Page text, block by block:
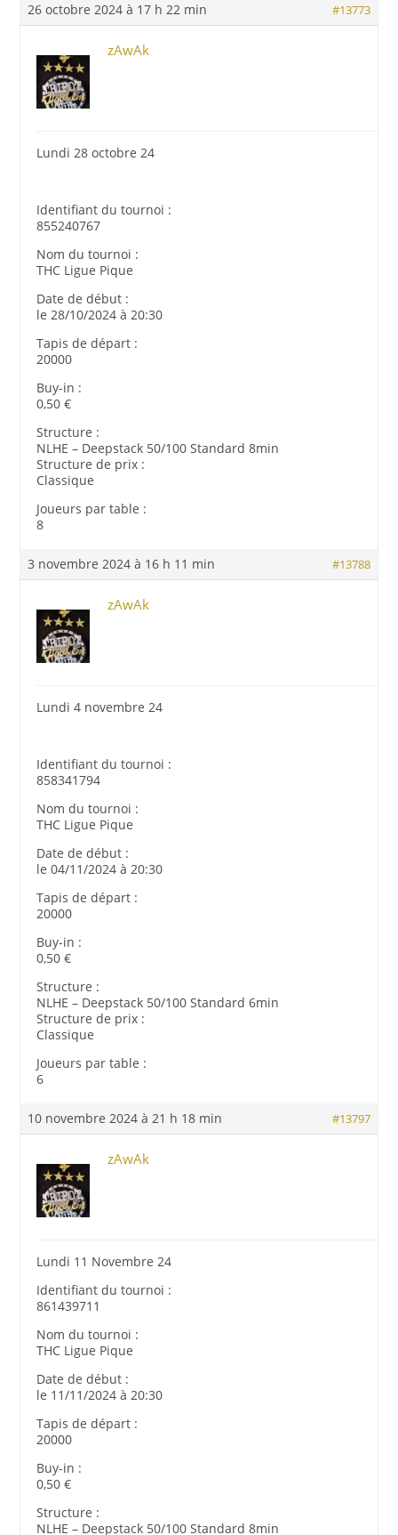
26 octobre 2024 à 17 h 22 min #13773
zAwAk
Lundi 28 octobre 24
Identifiant du tournoi :
855240767
Nom du tournoi :
THC Ligue Pique
Date de début :
le 28/10/2024 à 20:30
Tapis de départ :
20000
Buy-in :
0,50 €
Structure :
NLHE – Deepstack 50/100 Standard 8min
Structure de prix :
Classique
Joueurs par table :
8
3 novembre 2024 à 16 h 11 min #13788
zAwAk
Lundi 4 novembre 24
Identifiant du tournoi :
858341794
Nom du tournoi :
THC Ligue Pique
Date de début :
le 04/11/2024 à 20:30
Tapis de départ :
20000
Buy-in :
0,50 €
Structure :
NLHE – Deepstack 50/100 Standard 6min
Structure de prix :
Classique
Joueurs par table :
6
10 novembre 2024 à 21 h 18 min #13797
zAwAk
Lundi 11 Novembre 24
Identifiant du tournoi :
861439711
Nom du tournoi :
THC Ligue Pique
Date de début :
le 11/11/2024 à 20:30
Tapis de départ :
20000
Buy-in :
0,50 €
Structure :
NLHE – Deepstack 50/100 Standard 8min